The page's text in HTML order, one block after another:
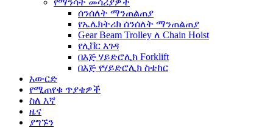
የማንሳት መሳሪያዎች
ሰንሰለት ማንጠልጠያ
የኤሌክትሪክ ሰንሰለት ማንጠልጠያ
Gear Beam Trolley ለ Chain Hoist
የሊቨር እገዳ
በእጅ ሃይድሮሊክ Forklift
በእጅ የሃይድሮሊክ ስቴከር
አውርድ
የሚጠየቁ ጥያቄዎች
ስለ እኛ
ዜና
ያግኙን